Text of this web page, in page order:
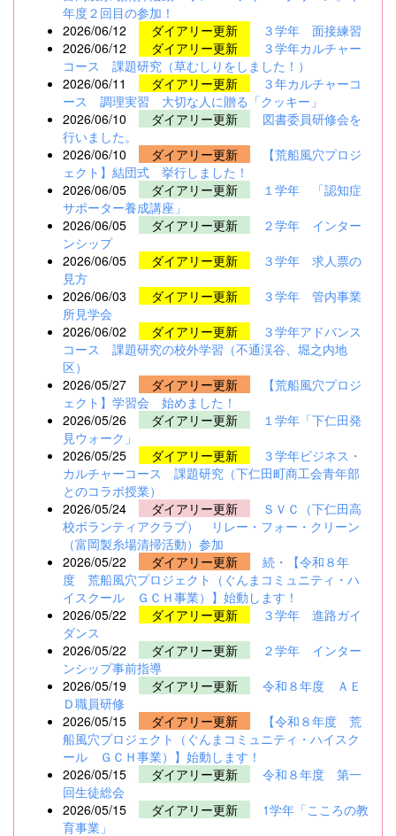
年度２回目の参加！
2026/06/12
ダイアリー更新
３学年 面接練習
2026/06/12
ダイアリー更新
３学年カルチャー
コース 課題研究（草むしりをしました！）
2026/06/11
ダイアリー更新
３年カルチャーコ
ース 調理実習 大切な人に贈る「クッキー」
2026/06/10
ダイアリー更新
図書委員研修会を
行いました。
2026/06/10
ダイアリー更新
【荒船風穴プロジ
ェクト】結団式 挙行しました！
2026/06/05
ダイアリー更新
１学年 「認知症
サポーター養成講座」
2026/06/05
ダイアリー更新
２学年 インター
ンシップ
2026/06/05
ダイアリー更新
３学年 求人票の
見方
2026/06/03
ダイアリー更新
３学年 管内事業
所見学会
2026/06/02
ダイアリー更新
３学年アドバンス
コース 課題研究の校外学習（不通渓谷、堀之内地
区）
2026/05/27
ダイアリー更新
【荒船風穴プロジ
ェクト】学習会 始めました！
2026/05/26
ダイアリー更新
１学年「下仁田発
見ウォーク」
2026/05/25
ダイアリー更新
３学年ビジネス・
カルチャーコース 課題研究（下仁田町商工会青年部
とのコラボ授業）
2026/05/24
ダイアリー更新
ＳＶＣ（下仁田高
校ボランティアクラブ） リレー・フォー・クリーン
（富岡製糸場清掃活動）参加
2026/05/22
ダイアリー更新
続・【令和８年
度 荒船風穴プロジェクト（ぐんまコミュニティ・ハ
イスクール ＧＣＨ事業）】始動します！
2026/05/22
ダイアリー更新
３学年 進路ガイ
ダンス
2026/05/22
ダイアリー更新
２学年 インター
ンシップ事前指導
2026/05/19
ダイアリー更新
令和８年度 ＡＥ
Ｄ職員研修
2026/05/15
ダイアリー更新
【令和８年度 荒
船風穴プロジェクト（ぐんまコミュニティ・ハイスク
ール ＧＣＨ事業）】始動します！
2026/05/15
ダイアリー更新
令和８年度 第一
回生徒総会
2026/05/15
ダイアリー更新
1学年「こころの教
育事業」